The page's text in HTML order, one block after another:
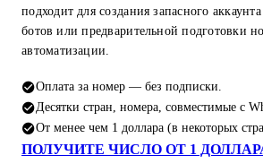
подходит для создания запасного
ботов или предварительной подготовки
автоматизации.
Оплата за номер — без подписки.
Десятки стран, номера, совместимые с
От менее чем 1 доллара (в некоторых
ПОЛУЧИТЕ ЧИСЛО ОТ 1